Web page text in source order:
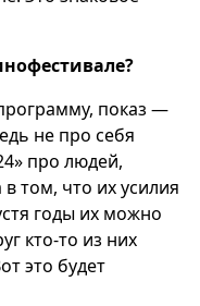
показ —
не про себя
про людей,
том, что их усилия
годы их можно
кто-то из них
это будет